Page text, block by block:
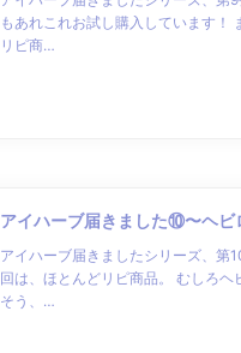
もあれこれお試し購入しています！
リピ商…
アイハーブ届きました⑩〜ヘビ
アイハーブ届きましたシリーズ、第
回は、ほとんどリピ商品。 むしろヘ
そう、…